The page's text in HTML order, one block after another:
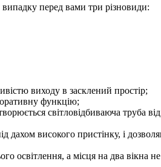
перед вами три різновиди:
виходу в засклений простір;
функцію;
світловідбиваюча труба
дахом високого пристінку, і
освітлення, а місця на два вікна не